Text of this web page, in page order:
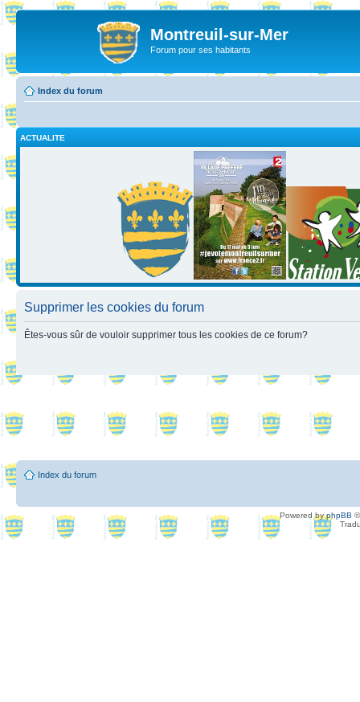
Montreuil-sur-Mer
Forum pour ses habitants
Index du forum
ACTUALITE
Supprimer les cookies du forum
Êtes-vous sûr de vouloir supprimer tous les cookies de ce forum?
Index du forum
Powered byphpBB